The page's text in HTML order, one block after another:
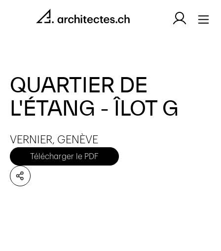
QUARTIER DE
L'ÉTANG - ÎLOT G
VERNIER, GENÈVE
Télécharger le PDF